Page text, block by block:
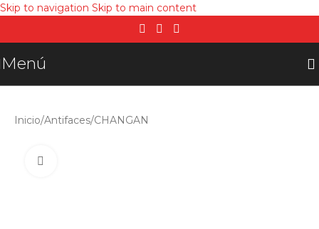
Skip to navigation Skip to main content
Menú
Inicio/Antifaces/CHANGAN